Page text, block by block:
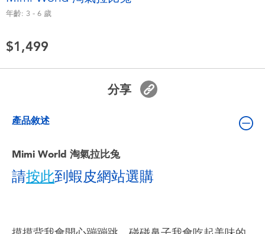
電池
任天堂 Switch
年齡: 3 - 6 歲
$1,499
分享
產品敘述
Mimi World 淘氣拉比兔
請按此到蝦皮網站選購